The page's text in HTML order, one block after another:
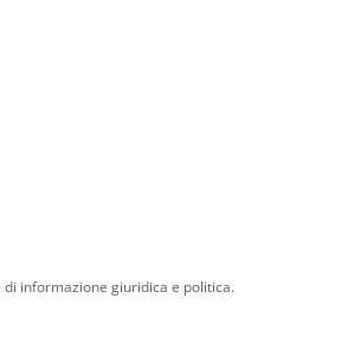
informazione giuridica e politica.